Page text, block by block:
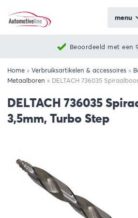
menu
Beoordeeld met een
Home » Verbruiksartikelen & accessoires »
Metaalboren » DELTACH 736035
DELTACH 736035
3,5mm, Turbo Step